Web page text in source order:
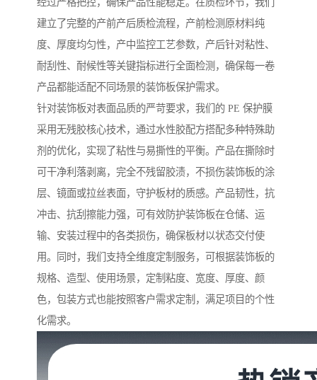
经过严格把控，确保产品性能稳定。在质检环节，我们
建立了完整的产前产后质检流程，产前检测原材料纯
度、厚度均匀性，产中监控工艺参数，产后针对粘性、
耐刮性、耐候性等关键指标进行全面检测，确保每一卷
产品都能适配不同场景的装饰板保护需求。
针对装饰板对表面品质的严苛要求，我们的 PE 保护膜
采用无残胶核心技术，通过水性胶配方搭配多种特殊助
剂的优化，实现了粘性与易撕性的平衡。产品在撕除时
可干净利落剥离，完全不残留胶渍，不损伤装饰板的涂
层、镜面或拉丝表面，守护板材的质感。产品韧性，抗
冲击、抗刮擦能力强，可有效防护装饰板在仓储、运
输、安装过程中的各类损伤，确保板材以状态交付使
用。同时，我们支持全维度定制服务，可根据装饰板的
规格、造型、使用场景，定制粘度、宽度、厚度、颜
色，包装方式也能按照客户需求定制，满足项目的个性
化需求。